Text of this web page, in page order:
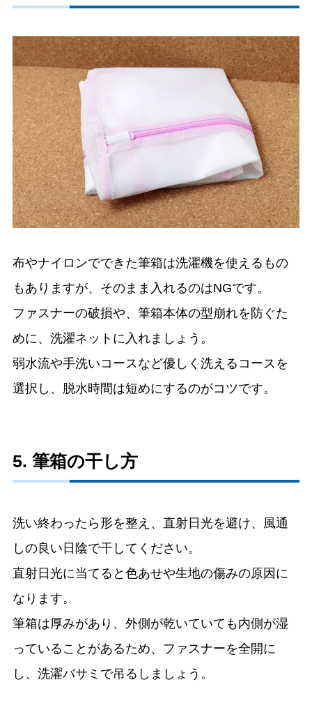
布やナイロンでできた筆箱は洗濯機を使えるもの
もありますが、そのまま入れるのはNGです。
ファスナーの破損や、筆箱本体の型崩れを防ぐた
めに、洗濯ネットに入れましょう。
弱水流や手洗いコースなど優しく洗えるコースを
選択し、脱水時間は短めにするのがコツです。
5. 筆箱の干し方
洗い終わったら形を整え、直射日光を避け、風通
しの良い日陰で干してください。
直射日光に当てると色あせや生地の傷みの原因に
なります。
筆箱は厚みがあり、外側が乾いていても内側が湿
っていることがあるため、ファスナーを全開に
し、洗濯バサミで吊るしましょう。